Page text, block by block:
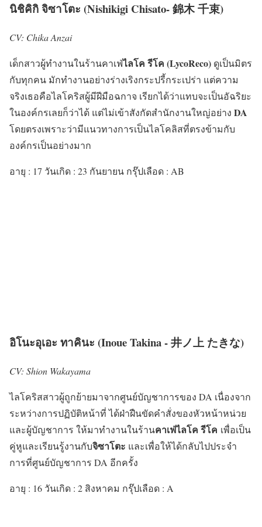
นิชิคิกิ จิซาโตะ (Nishikigi Chisato- 錦木 千束)
CV: Chika Anzai
เด็กสาวผู้ทำงานในร้านคาเฟ่ไลโค รีโค (LycoReco) ดูเป็นมิตร
กับทุกคน มักทำงานอย่างร่างเริงกระปรี้กระเปร่า แต่ความ
จริงเธอคือไลโคริสผู้มีฝีมือฉกาจ เรียกได้ว่าแทบจะเป็นอัฉริยะ
ในองค์กรเลยก็ว่าได้ แต่ไม่เข้าสังกัดสำนักงานใหญ่อย่าง DA
โดยตรงเพราะว่ามีแนวทางการเป็นไลโคลิสที่ตรงข้ามกับ
องค์กรเป็นอย่างมาก
อายุ : 17 วันเกิด : 23 กันยายน กรุ๊ปเลือด : AB
อิโนะอุเอะ ทาคินะ (Inoue Takina - 井ノ上 たきな)
CV: Shion Wakayama
ไลโคริสสาวผู้ถูกย้ายมาจากศูนย์บัญชาการของ DA เนื่องจาก
ระหว่างการปฏิบัติหน้าที่ ได้ฝ่าฝืนขัดคำสั่งของหัวหน้าหน่วย
และผู้บัญชาการ ให้มาทำงานในร้านคาเฟ่ไลโค รีโค เพื่อเป็น
คู่หูและเรียนรู้งานกับจิซาโตะ และเพื่อให้ได้กลับไปประจำ
การที่ศูนย์บัญชาการ DA อีกครั้ง
อายุ : 16 วันเกิด : 2 สิงหาคม กรุ๊ปเลือด : A